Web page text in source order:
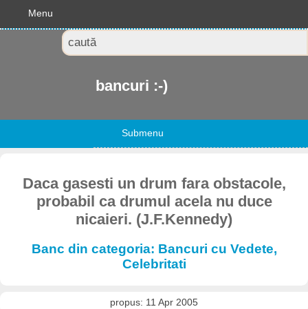
Menu
bancuri :-)
Submenu
Daca gasesti un drum fara obstacole,
probabil ca drumul acela nu duce
nicaieri. (J.F.Kennedy)
Banc din categoria: Bancuri cu Vedete,
Celebritati
propus: 11 Apr 2005